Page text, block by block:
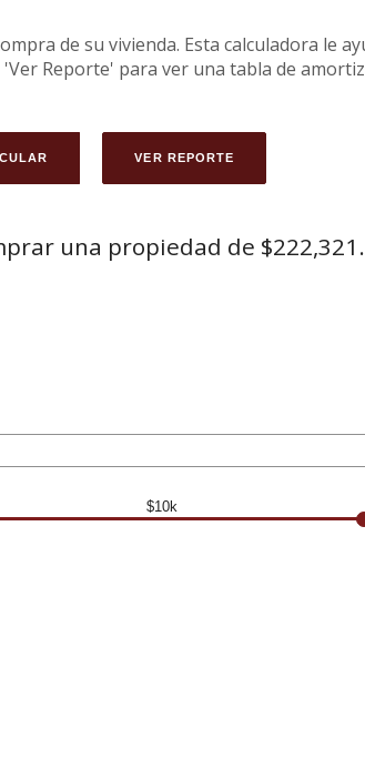
de su vivienda. Esta calculadora le
Reporte' para ver una tabla de
una propiedad de
$10k